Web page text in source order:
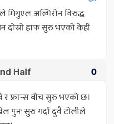
मिगुएल अल्मिरोन विरुद्ध
दोस्रो हाफ सुरु भएको केही
Half 0
र फ्रान्स बीच सुरु भएको छ।
पुनः सुरु गर्दा दुवै टोलीले